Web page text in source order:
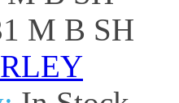
M B SH